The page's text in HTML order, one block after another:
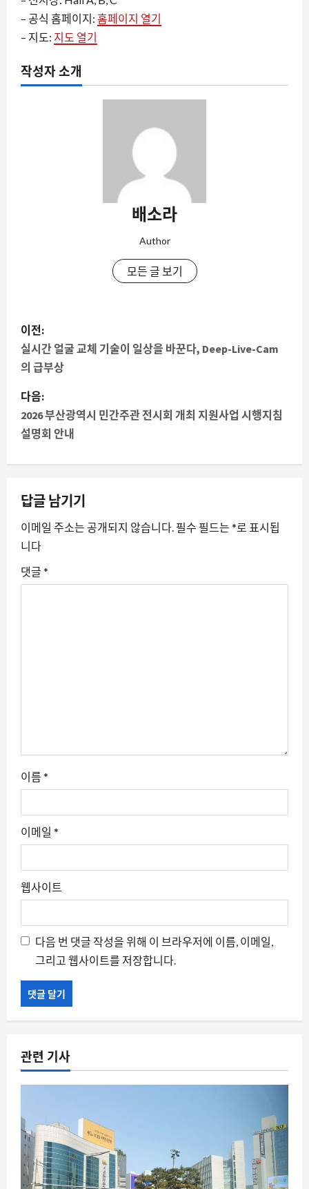
– 공식 홈페이지: 홈페이지 열기
– 지도: 지도 열기
작성자 소개
배소라
Author
모든 글 보기
게
시
내
비
게
이
션
이전:
실시간 얼굴 교체 기술이 일상을 바꾼다, Deep-Live-Cam
의 급부상
다음:
2026 부산광역시 민간주관 전시회 개최 지원사업 시행지침
설명회 안내
답글 남기기
이메일 주소는 공개되지 않습니다. 필수 필드는 *로 표시됩
니다
댓글 *
이름 *
이메일 *
웹사이트
다음 번 댓글 작성을 위해 이 브라우저에 이름, 이메일,
그리고 웹사이트를 저장합니다.
관련 기사